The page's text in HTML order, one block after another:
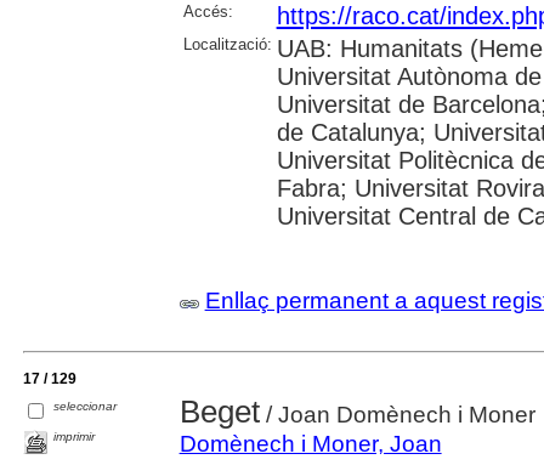
Accés: https://raco.cat/
Localització: UAB: Humanitats
Universitat Autònoma
Universitat de
de Catalunya;
Universitat Politècnica
Fabra; Universitat
Universitat Central de
Enllaç permanent a aquest
17 / 129
seleccionar
imprimir
Beget/ Joan Domènech i Moner
Domènech i Moner, Joan